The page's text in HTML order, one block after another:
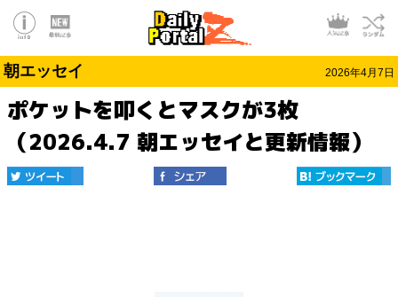
朝エッセイ 2026年4月7日
ポケットを叩くとマスクが3枚
（2026.4.7 朝エッセイと更新情報）